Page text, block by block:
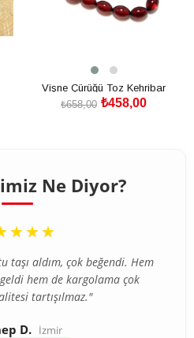
Vişne Çürüğü Toz Kehribar
₺458,00
₺658,00
Ne Diyor?
“
taşı aldım, çok beğendi. Hem
hem de kargolama çok
tartışılmaz."
D. İzmir